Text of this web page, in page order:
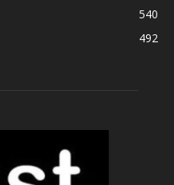
540
492